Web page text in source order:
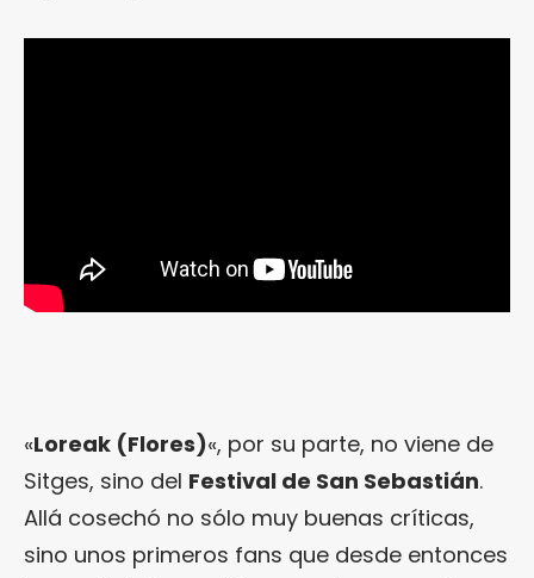
«Loreak (Flores)«, por su parte, no viene de
Sitges, sino del Festival de San Sebastián.
Allá cosechó no sólo muy buenas críticas,
sino unos primeros fans que desde entonces